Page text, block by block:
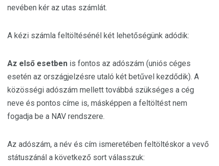
nevében kér az utas számlát.
A kézi számla feltöltésénél két lehetőségünk adódik:
Az első esetben is fontos az adószám (uniós céges
esetén az országjelzésre utaló két betűvel kezdődik). A
közösségi adószám mellett továbbá szükséges a cég
neve és pontos címe is, másképpen a feltöltést nem
fogadja be a NAV rendszere.
Az adószám, a név és cím ismeretében feltöltéskor a vevő
státuszánál a következő sort válasszuk: